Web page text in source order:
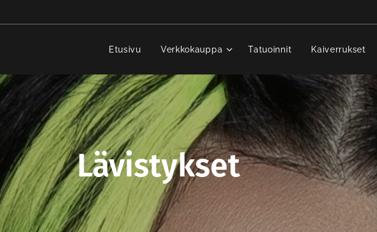
Etusivu Verkkokauppa Tatuoinnit Kaiverrukset
Lävistykset